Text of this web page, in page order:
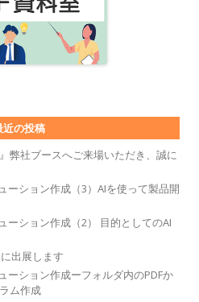
近の投稿
弊社ブースへご来場いただき、誠に
ーション作成（3）AIを使って製品開
ーション作成（2） 目的としてのAI
出展します
ーション作成ーフォルダ内のPDFか
ム作成